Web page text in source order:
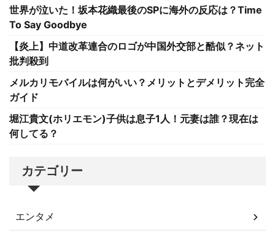
世界が泣いた！坂本花織最後のSPに海外の反応は？Time
To Say Goodbye
【炎上】中道改革連合のロゴが中国外交部と酷似？ネット
批判殺到
メルカリモバイルは何がいい？メリットとデメリット完全
ガイド
堀江貴文(ホリエモン)子供は息子1人！元妻は誰？現在は
何してる？
カテゴリー
エンタメ